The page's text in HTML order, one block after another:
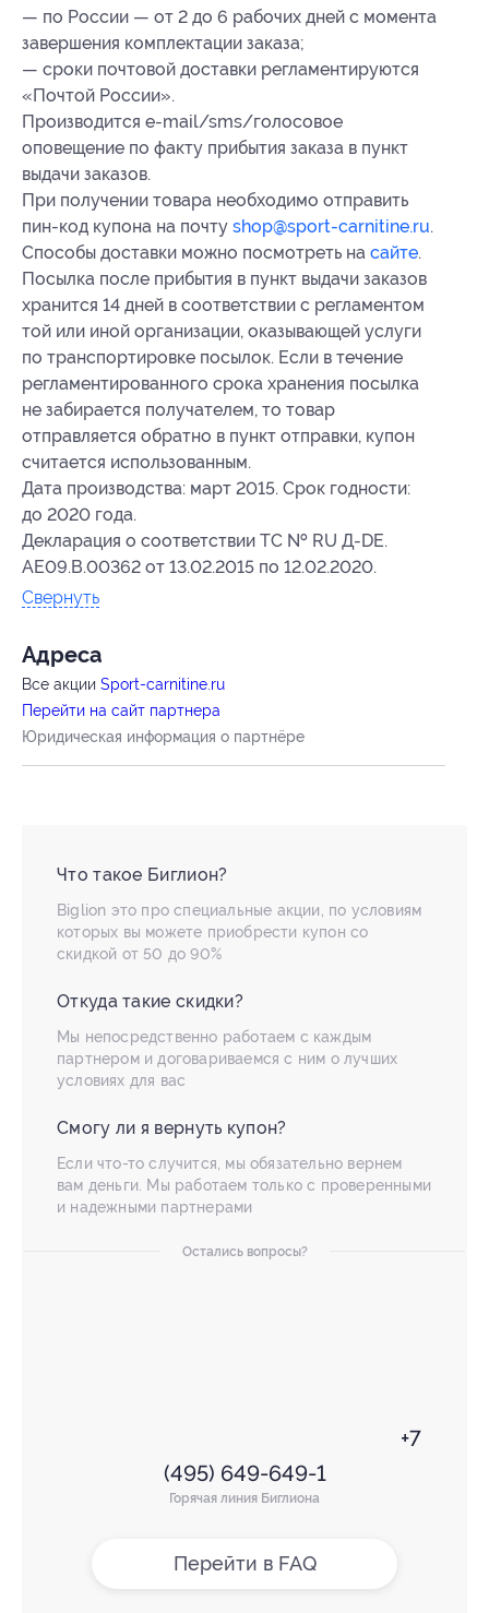
— по России — от 2 до 6 рабочих дней с момента
завершения комплектации заказа;
— сроки почтовой доставки регламентируются
«Почтой России».
Производится e-mail/sms/голосовое
оповещение по факту прибытия заказа в пункт
выдачи заказов.
При получении товара необходимо отправить
пин-код купона на почту shop@sport-carnitine.ru.
Способы доставки можно посмотреть на сайте.
Посылка после прибытия в пункт выдачи заказов
хранится 14 дней в соответствии с регламентом
той или иной организации, оказывающей услуги
по транспортировке посылок. Если в течение
регламентированного срока хранения посылка
не забирается получателем, то товар
отправляется обратно в пункт отправки, купон
считается использованным.
Дата производства: март 2015. Срок годности:
до 2020 года.
Декларация о соответствии ТС № RU Д-DE.
AE09.B.00362 от 13.02.2015 по 12.02.2020.
Свернуть
Адресa
Все акции Sport-carnitine.ru
Перейти на сайт партнера
Юридическая информация о партнёре
Что такое Биглион?
Biglion это про специальные акции, по условиям
которых вы можете приобрести купон со
скидкой от 50 до 90%
Откуда такие скидки?
Мы непосредственно работаем с каждым
партнером и договариваемся с ним о лучших
условиях для вас
Смогу ли я вернуть купон?
Если что-то случится, мы обязательно вернем
вам деньги. Мы работаем только с проверенными
и надежными партнерами
Остались вопросы?
+7
(495) 649-649-1
Горячая линия Биглиона
Перейти в FAQ